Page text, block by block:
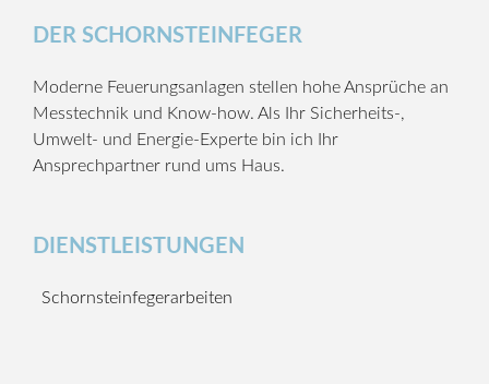
DER SCHORNSTEINFEGER
Moderne Feuerungsanlagen stellen hohe Ansprüche an
Messtechnik und Know-how. Als Ihr Sicherheits-,
Umwelt- und Energie-Experte bin ich Ihr
Ansprechpartner rund ums Haus.
DIENSTLEISTUNGEN
Schornsteinfegerarbeiten